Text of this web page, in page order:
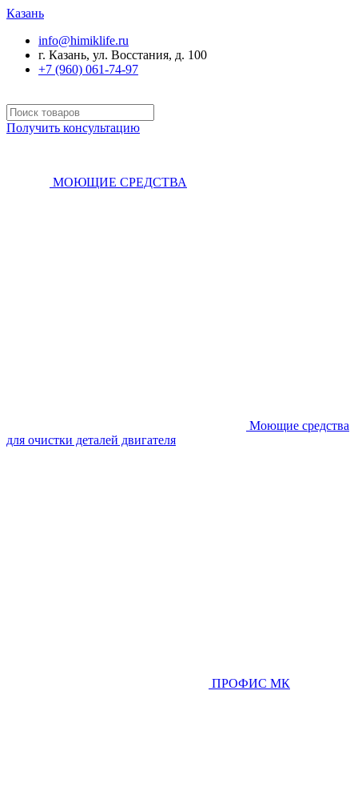
Казань
info@himiklife.ru
г. Казань, ул. Восстания, д. 100
+7 (960) 061-74-97
Получить консультацию
МОЮЩИЕ СРЕДСТВА
Моющие средства
для очистки деталей двигателя
ПРОФИС МК